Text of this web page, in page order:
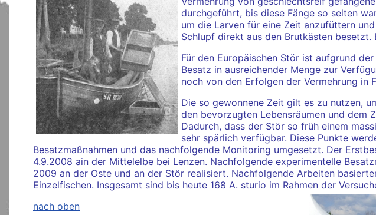
durchgeführt, bis diese Fänge so selten
um die Larven für eine Zeit anzufüttern
Schlupf direkt aus den Brutkästen
Für den Europäischen Stör ist aufgrund
Besatz in ausreichender Menge zur
noch von den Erfolgen der Vermehrung in
Die so gewonnene Zeit gilt es zu nutzen,
den bevorzugten Lebensräumen und dem
Dadurch, dass der Stör so früh einem
sehr spärlich verfügbar. Diese Punkte
Besatzmaßnahmen und das nachfolgende Monitoring umgesetzt. Der
4.9.2008 ain der Mittelelbe bei Lenzen. Nachfolgende experimentelle
2009 an der Oste und an der Stör realisiert. Nachfolgende Arbeiten
Einzelfischen. Insgesamt sind bis heute 168 A. sturio im Rahmen der
nach oben